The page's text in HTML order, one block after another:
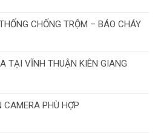
CHỐNG TRỘM – BÁO CHÁY
TẠI VĨNH THUẬN KIÊN GIANG
PHÙ HỢP